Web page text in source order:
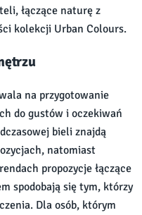
łączące naturę z
kolekcji Urban Colours.
na przygotowanie
do gustów i oczekiwań
bieli znajdą
natomiast
propozycje łączące
spodobają się tym, którzy
Dla osób, którym